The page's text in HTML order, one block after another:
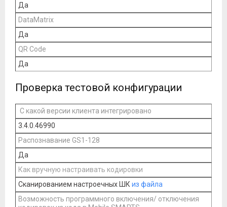
Да
DataMatrix
Да
QR Code
Да
Проверка тестовой конфигурации
С какой версии клиента интегрировано
3.4.0.46990
Распознавание GS1-128
Да
Как вручную настраивать кодировки
Сканированием настроечных ШК из файла
Возможность программного включения/ отключения